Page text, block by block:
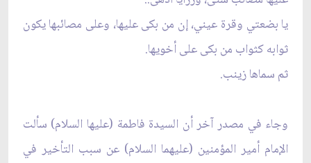
يا بضعتي وقرة عيني، إن من بكى عليها، وعلى مصائبها يكون
ثوابه كثواب من بكى على أخويها.
ثم سماها زينب.
وجاء في مصدر آخر أن السيدة فاطمة (عليها السلام) سألت
الإمام أمير المؤمنين (عليهما السلام) عن سبب التأخير في